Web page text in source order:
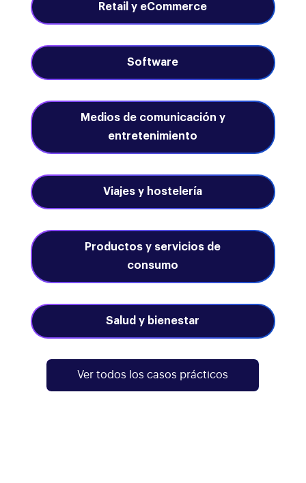
Retail y eCommerce
Software
Medios de comunicación y
entretenimiento
Viajes y hostelería
Productos y servicios de
consumo
Salud y bienestar
Ver todos los casos prácticos